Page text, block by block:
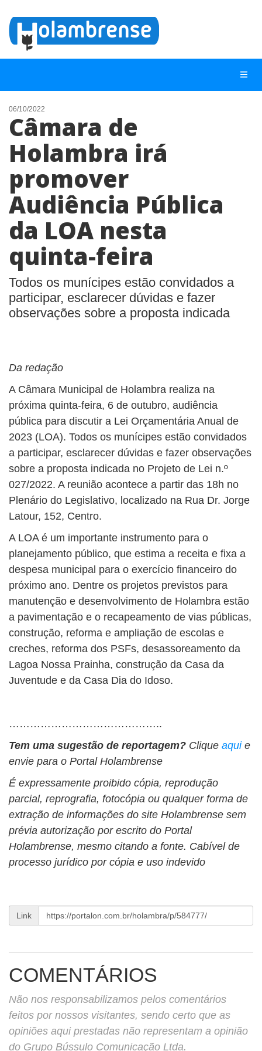
NOTÍCIAS
LISTA DIGITAL
CONTATO
ANUNCIE
06/10/2022
Câmara de
Holambra irá
promover
Audiência Pública
da LOA nesta
quinta-feira
Todos os munícipes estão convidados a
participar, esclarecer dúvidas e fazer
observações sobre a proposta indicada
Da redação
A Câmara Municipal de Holambra realiza na
próxima quinta-feira, 6 de outubro, audiência
pública para discutir a Lei Orçamentária Anual de
2023 (LOA). Todos os munícipes estão convidados
a participar, esclarecer dúvidas e fazer observações
sobre a proposta indicada no Projeto de Lei n.º
027/2022. A reunião acontece a partir das 18h no
Plenário do Legislativo, localizado na Rua Dr. Jorge
Latour, 152, Centro.
A LOA é um importante instrumento para o
planejamento público, que estima a receita e fixa a
despesa municipal para o exercício financeiro do
próximo ano. Dentre os projetos previstos para
manutenção e desenvolvimento de Holambra estão
a pavimentação e o recapeamento de vias públicas,
construção, reforma e ampliação de escolas e
creches, reforma dos PSFs, desassoreamento da
Lagoa Nossa Prainha, construção da Casa da
Juventude e da Casa Dia do Idoso.
……………………………………..
Tem uma sugestão de reportagem? Clique aqui e
envie para o Portal Holambrense
É expressamente proibido cópia, reprodução
parcial, reprografia, fotocópia ou qualquer forma de
extração de informações do site Holambrense sem
prévia autorização por escrito do Portal
Holambrense, mesmo citando a fonte. Cabível de
processo jurídico por cópia e uso indevido
Link
COMENTÁRIOS
Não nos responsabilizamos pelos comentários
feitos por nossos visitantes, sendo certo que as
opiniões aqui prestadas não representam a opinião
do Grupo Bússulo Comunicação Ltda.